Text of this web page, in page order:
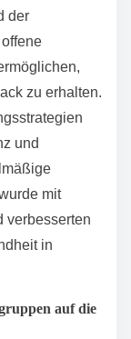
der
zu erhalten.
und
mit
verbesserten
in
auf die